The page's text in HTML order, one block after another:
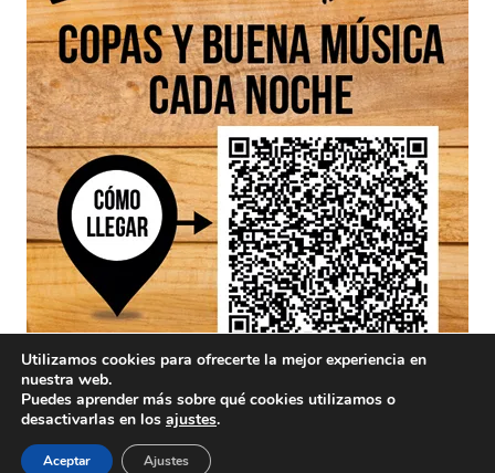
Aviso Legal/ Divinamente Creativos © 2025
Utilizamos cookies para ofrecerte la mejor experiencia en
nuestra web.
Puedes aprender más sobre qué cookies utilizamos o
desactivarlas en los ajustes.
Aceptar Ajustes